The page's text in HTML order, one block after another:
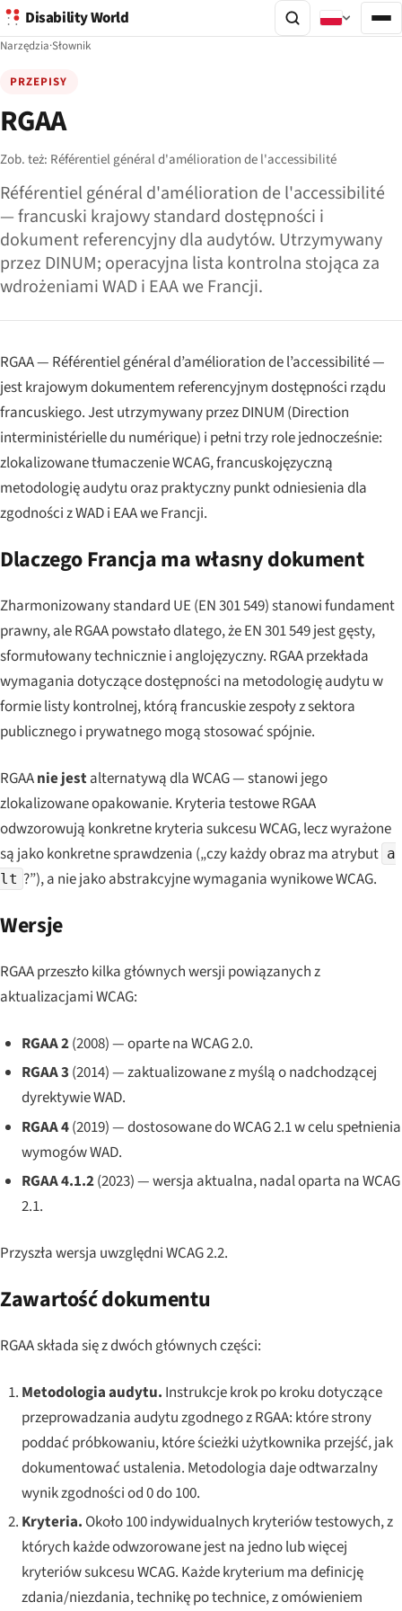
Disability World
Narzędzia·Słownik
PRZEPISY
RGAA
Zob. też: Référentiel général d'amélioration de l'accessibilité
Référentiel général d'amélioration de l'accessibilité
— francuski krajowy standard dostępności i
dokument referencyjny dla audytów. Utrzymywany
przez DINUM; operacyjna lista kontrolna stojąca za
wdrożeniami WAD i EAA we Francji.
RGAA — Référentiel général d’amélioration de l’accessibilité—
jest krajowym dokumentem referencyjnym dostępności rządu
francuskiego. Jest utrzymywany przez DINUM (Direction
interministérielle du numérique) i pełni trzy role jednocześnie:
zlokalizowane tłumaczenie WCAG, francuskojęzyczną
metodologię audytu oraz praktyczny punkt odniesienia dla
zgodności z WAD i EAA we Francji.
Dlaczego Francja ma własny dokument
Zharmonizowany standard UE (EN 301 549) stanowi fundament
prawny, ale RGAA powstało dlatego, że EN 301 549 jest gęsty,
sformułowany technicznie i anglojęzyczny. RGAA przekłada
wymagania dotyczące dostępności na metodologię audytu w
formie listy kontrolnej, którą francuskie zespoły z sektora
publicznego i prywatnego mogą stosować spójnie.
RGAAnie jestalternatywą dla WCAG — stanowi jego
zlokalizowane opakowanie. Kryteria testowe RGAA
odwzorowują konkretne kryteria sukcesu WCAG, lecz wyrażone
są jako konkretne sprawdzenia („czy każdy obraz ma atrybut a
lt ?”), a nie jako abstrakcyjne wymagania wynikowe WCAG.
Wersje
RGAA przeszło kilka głównych wersji powiązanych z
aktualizacjami WCAG:
RGAA 2(2008) — oparte na WCAG 2.0.
RGAA 3 (2014) — zaktualizowane z myślą o nadchodzącej
dyrektywie WAD.
RGAA 4(2019) — dostosowane do WCAG 2.1 w celu spełnienia
wymogów WAD.
RGAA 4.1.2(2023) — wersja aktualna, nadal oparta na WCAG
2.1.
Przyszła wersja uwzględni WCAG 2.2.
Zawartość dokumentu
RGAA składa się z dwóch głównych części:
Metodologia audytu. Instrukcje krok po kroku dotyczące
przeprowadzania audytu zgodnego z RGAA: które strony
poddać próbkowaniu, które ścieżki użytkownika przejść, jak
dokumentować ustalenia. Metodologia daje odtwarzalny
wynik zgodności od 0 do 100.
Kryteria. Około 100 indywidualnych kryteriów testowych, z
których każde odwzorowane jest na jedno lub więcej
kryteriów sukcesu WCAG. Każde kryterium ma definicję
zdania/niezdania, technikę po technice, z omówieniem